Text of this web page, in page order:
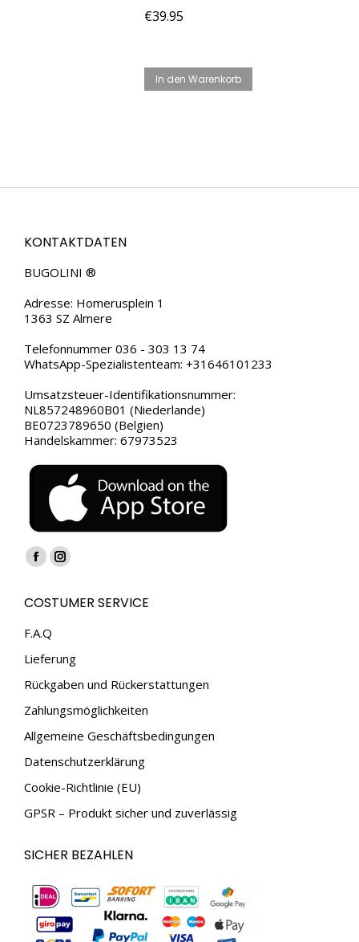
€39.95
In den Warenkorb
KONTAKTDATEN
BUGOLINI ®
Adresse: Homerusplein 1
1363 SZ Almere
Telefonnummer 036 - 303 13 74
WhatsApp-Spezialistenteam: +31646101233
Umsatzsteuer-Identifikationsnummer:
NL857248960B01 (Niederlande)
BE0723789650 (Belgien)
Handelskammer: 67973523
Finden Sie uns auf:
Facebook
opens
in
window
Instagram
opens
window
COSTUMER SERVICE
F.A.Q
Lieferung
Rückgaben und Rückerstattungen
Zahlungsmöglichkeiten
Allgemeine Geschäftsbedingungen
Datenschutzerklärung
Cookie-Richtlinie (EU)
GPSR – Produkt sicher und zuverlässig
SICHER BEZAHLEN